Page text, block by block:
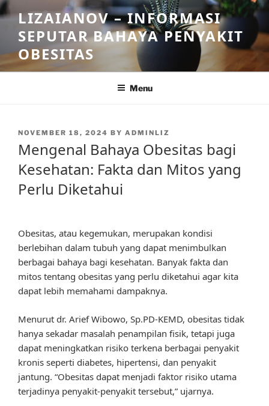
Skip
to
content
LIZAIANOV – INFORMASI
SEPUTAR BAHAYA PENYAKIT
OBESITAS
Menu
POSTED
NOVEMBER 18, 2024 BY ADMINLIZ
Mengenal Bahaya Obesitas bagi
Kesehatan: Fakta dan Mitos yang
Perlu Diketahui
Obesitas, atau kegemukan, merupakan kondisi
berlebihan dalam tubuh yang dapat menimbulkan
berbagai bahaya bagi kesehatan. Banyak fakta dan
mitos tentang obesitas yang perlu diketahui agar kita
dapat lebih memahami dampaknya.
Menurut dr. Arief Wibowo, Sp.PD-KEMD, obesitas tidak
hanya sekadar masalah penampilan fisik, tetapi juga
dapat meningkatkan risiko terkena berbagai penyakit
kronis seperti diabetes, hipertensi, dan penyakit
jantung. “Obesitas dapat menjadi faktor risiko utama
terjadinya penyakit-penyakit tersebut,” ujarnya.